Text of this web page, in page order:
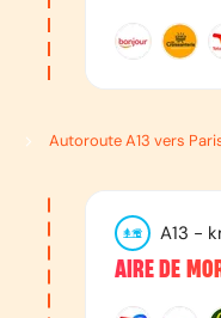
Autoroute A13 vers
A13 -
AIRE DE